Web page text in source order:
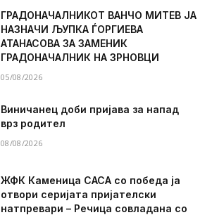
ГРАДОНАЧАЛНИКОТ ВАНЧО МИТЕВ ЈА
НАЗНАЧИ ЉУПКА ЃОРГИЕВА
АТАНАСОВА ЗА ЗАМЕНИК
ГРАДОНАЧАЛНИК НА ЗРНОВЦИ
05/08/2026
Виничанец доби пријава за напад
врз родител
08/08/2026
ЖФК Каменица САСА со победа ја
отвори серијата пријателски
натпревари – Речица совладана со